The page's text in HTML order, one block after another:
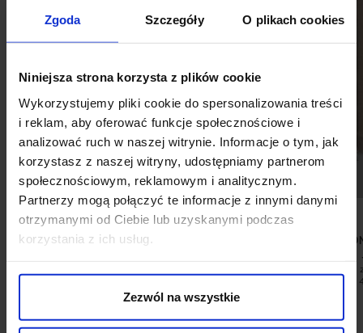
Zgoda Szczegóły O plikach cookies
Niniejsza strona korzysta z plików cookie
Wykorzystujemy pliki cookie do spersonalizowania treści
i reklam, aby oferować funkcje społecznościowe i
analizować ruch w naszej witrynie. Informacje o tym, jak
korzystasz z naszej witryny, udostępniamy partnerom
społecznościowym, reklamowym i analitycznym.
Partnerzy mogą połączyć te informacje z innymi danymi
otrzymanymi od Ciebie lub uzyskanymi podczas
korzystania z ich usług.
Zezwól na wszystkie
KOSZULA LENTELLA 00594 DŁUGI
279,00 zł
BLUZA
Najniższa